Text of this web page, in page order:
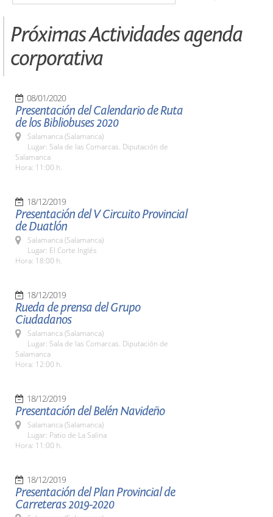
Próximas Actividades agenda
corporativa
08/01/2020
Presentación del Calendario de Ruta
de los Bibliobuses 2020
Salamanca (Salamanca)
Lugar: Sala de las Comarcas. Diputación de
Salamanca
Hora: 11:00 h.
18/12/2019
Presentación del V Circuito Provincial
de Duatlón
Salamanca (Salamanca)
Lugar: El Corte Inglés
Hora: 18:00 h.
18/12/2019
Rueda de prensa del Grupo
Ciudadanos
Salamanca (Salamanca)
Lugar: Sala de las Comarcas. Diputación de
Salamanca
Hora: 12:00 h.
18/12/2019
Presentación del Belén Navideño
Salamanca (Salamanca)
Lugar: Patio de La Salina
Hora: 11:00 h.
18/12/2019
Presentación del Plan Provincial de
Carreteras 2019-2020